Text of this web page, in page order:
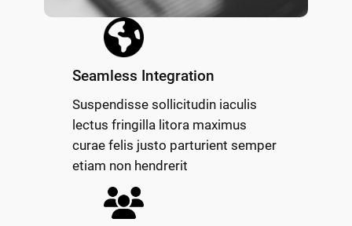
Seamless Integration
Suspendisse sollicitudin iaculis
lectus fringilla litora maximus
curae felis justo parturient semper
etiam non hendrerit